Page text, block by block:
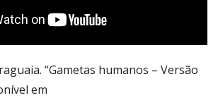
“Gametas humanos – Versão
em